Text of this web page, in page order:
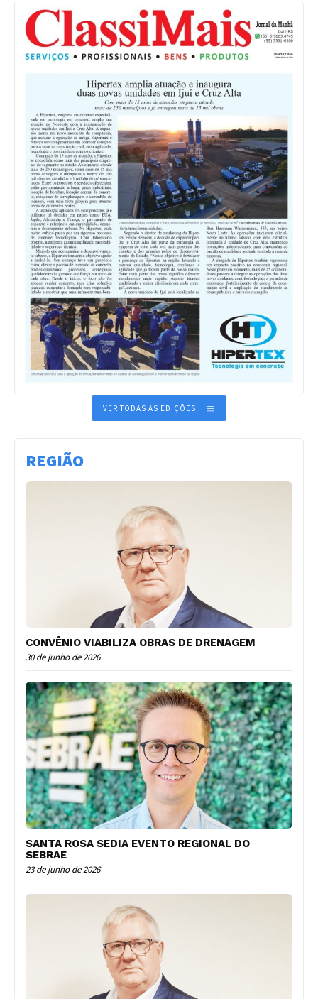
VER TODAS AS EDIÇÕES
REGIÃO
CONVÊNIO VIABILIZA OBRAS DE DRENAGEM
30 de junho de 2026
SANTA ROSA SEDIA EVENTO REGIONAL DO
SEBRAE
23 de junho de 2026